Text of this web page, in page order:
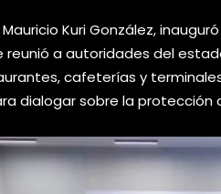
Kuri González,
reunió a autoridades del
cafeterías y
dialogar sobre la protección